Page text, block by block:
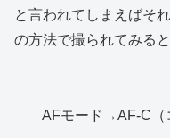
と言われてしまえばそ
の方法で撮られてみる
AFモード→AF-C（コ